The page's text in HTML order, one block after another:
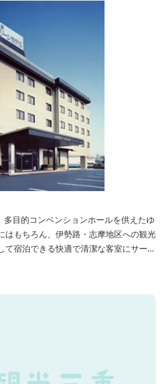
目的コンベンションホールを供えたゆ
はもちろん、伊勢路・志摩地区への観光
て宿泊できる快適で清潔な客室にサービ
・ 嬉野のゴルフ場に至近。